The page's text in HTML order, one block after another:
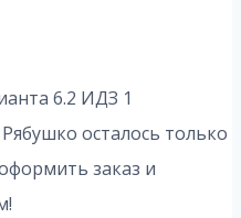
6.2 ИДЗ 1
осталось только
заказ и